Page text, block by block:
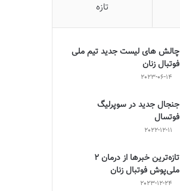
تازه
چالش هاى ليست جدید تيم ملى
فوتبال زنان
2023-06-14
جنجال جدید در سوپرلیگ
فوتسال
2022-12-11
تازه‌ترین خبرها از درمان ۲
ملی‌پوش فوتبال زنان
2023-12-24